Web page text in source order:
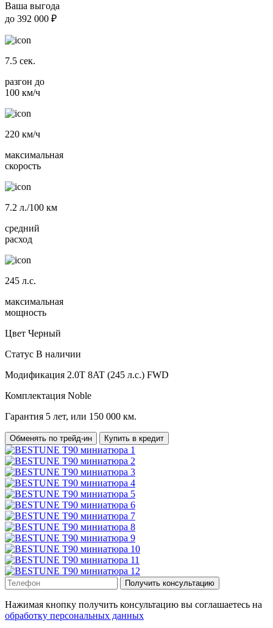
Ваша выгода
до 392 000 ₽
7.5 сек.
разгон до
100 км/ч
220 км/ч
максимальная
скорость
7.2 л./100 км
средний
расход
245 л.с.
максимальная
мощность
Цвет Черный
Статус В наличии
Модификация 2.0T 8AT (245 л.с.) FWD
Комплектация Noble
Гарантия 5 лет, или 150 000 км.
Обменять по трейд-ин Купить в кредит
Получить консультацию
Нажимая кнопку получить консультацию вы соглашаетесь на
обработку персональных данных